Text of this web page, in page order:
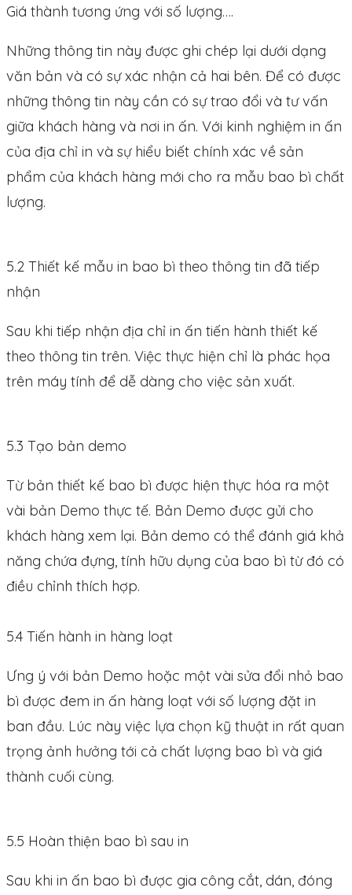
Giá thành tương ứng với số lượng….
Những thông tin này được ghi chép lại dưới dạng
văn bản và có sự xác nhận cả hai bên. Để có được
những thông tin này cần có sự trao đổi và tư vấn
giữa khách hàng và nơi in ấn. Với kinh nghiệm in ấn
của địa chỉ in và sự hiểu biết chính xác về sản
phẩm của khách hàng mới cho ra mẫu bao bì chất
lượng.
5.2 Thiết kế mẫu in bao bì theo thông tin đã tiếp
nhận
Sau khi tiếp nhận địa chỉ in ấn tiến hành thiết kế
theo thông tin trên. Việc thực hiện chỉ là phác họa
trên máy tính để dễ dàng cho việc sản xuất.
5.3 Tạo bản demo
Từ bản thiết kế bao bì được hiện thực hóa ra một
vài bản Demo thực tế. Bản Demo được gửi cho
khách hàng xem lại. Bản demo có thể đánh giá khả
năng chứa đựng, tính hữu dụng của bao bì từ đó có
điều chỉnh thích hợp.
5.4 Tiến hành in hàng loạt
Ưng ý với bản Demo hoặc một vài sửa đổi nhỏ bao
bì được đem in ấn hàng loạt với số lượng đặt in
ban đầu. Lúc này việc lựa chọn kỹ thuật in rất quan
trọng ảnh hưởng tới cả chất lượng bao bì và giá
thành cuối cùng.
5.5 Hoàn thiện bao bì sau in
Sau khi in ấn bao bì được gia công cắt, dán, đóng